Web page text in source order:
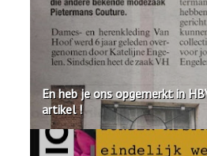
En heb je ons opgemerkt in
artikel !